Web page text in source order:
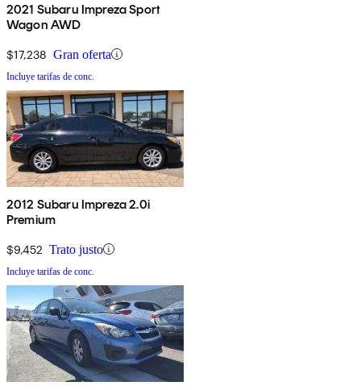
2021 Subaru Impreza Sport
Wagon AWD
$17,238 Gran oferta
Incluye tarifas de conc.
2012 Subaru Impreza 2.0i
Premium
$9,452 Trato justo
Incluye tarifas de conc.